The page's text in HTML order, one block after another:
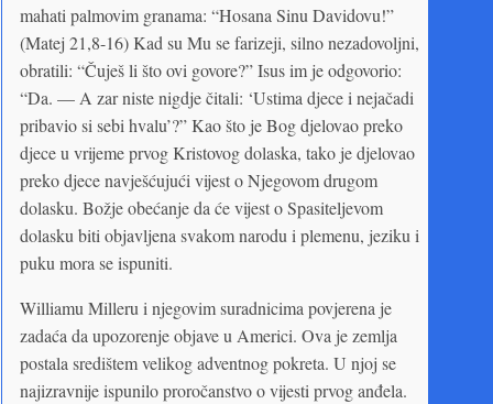
mahati palmovim granama: “Hosana Sinu Davidovu!”
(Matej 21,8-16) Kad su Mu se farizeji, silno nezadovoljni,
obratili: “Čuješ li što ovi govore?” Isus im je odgovorio:
“Da. — A zar niste nigdje čitali: ‘Ustima djece i nejačadi
pribavio si sebi hvalu’?” Kao što je Bog djelovao preko
djece u vrijeme prvog Kristovog dolaska, tako je djelovao
preko djece navješćujući vijest o Njegovom drugom
dolasku. Božje obećanje da će vijest o Spasiteljevom
dolasku biti objavljena svakom narodu i plemenu, jeziku i
puku mora se ispuniti.
Williamu Milleru i njegovim suradnicima povjerena je
zadaća da upozorenje objave u Americi. Ova je zemlja
postala središtem velikog adventnog pokreta. U njoj se
najizravnije ispunilo proročanstvo o vijesti prvog anđela.